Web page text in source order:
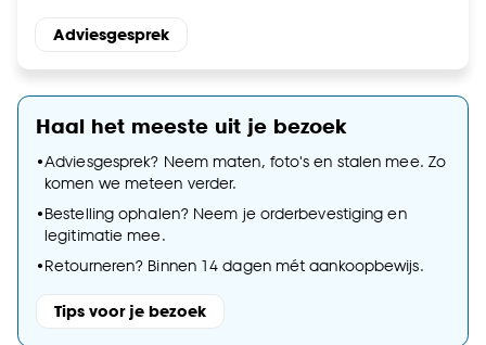
Adviesgesprek
Haal het meeste uit je bezoek
•Adviesgesprek? Neem maten, foto's en stalen mee. Zo
komen we meteen verder.
•Bestelling ophalen? Neem je orderbevestiging en
legitimatie mee.
•Retourneren? Binnen 14 dagen mét aankoopbewijs.
Tips voor je bezoek